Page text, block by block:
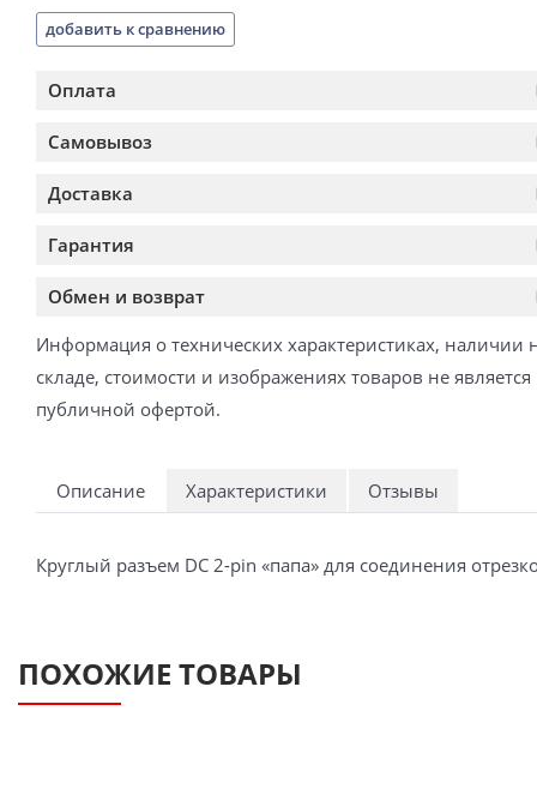
добавить к сравнению
Оплата
Самовывоз
Доставка
Гарантия
Обмен и возврат
Информация о технических характеристиках, наличии
складе, стоимости и изображениях товаров не является
публичной офертой.
Описание Характеристики Отзывы
Круглый разъем DC 2-pin «папа» для соединения
ПОХОЖИЕ ТОВАРЫ